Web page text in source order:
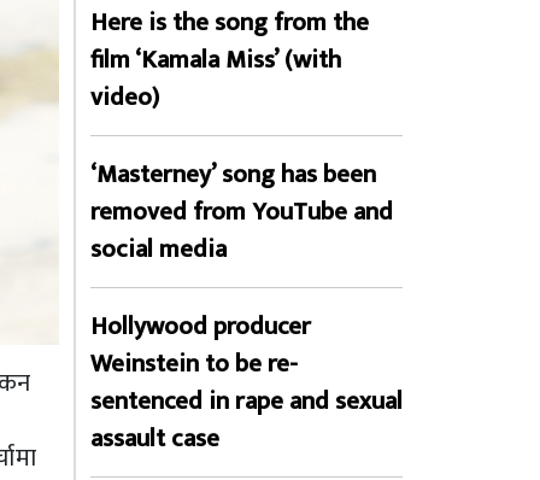
Here is the song from the
film ‘Kamala Miss’ (with
video)
‘Masterney’ song has been
removed from YouTube and
social media
Hollywood producer
Weinstein to be re-
sentenced in rape and sexual
assault case